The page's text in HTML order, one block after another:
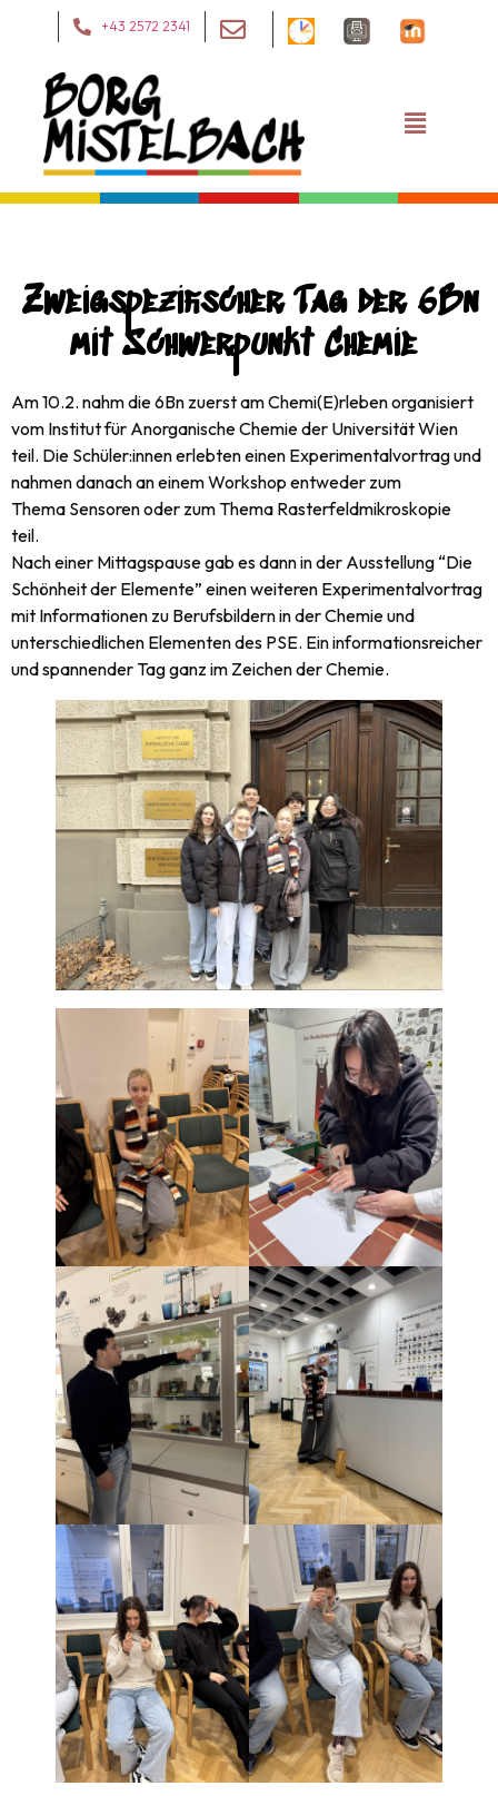
+43 2572 2341
Zweigspezifischer Tag der 6Bn
mit Schwerpunkt Chemie
Am 10.2. nahm die 6Bn zuerst am Chemi(E)rleben organisiert
vom Institut für Anorganische Chemie der Universität Wien
teil. Die Schüler:innen erlebten einen Experimentalvortrag und
nahmen danach an einem Workshop entweder zum
Thema Sensoren oder zum Thema Rasterfeldmikroskopie
teil.
Nach einer Mittagspause gab es dann in der Ausstellung “Die
Schönheit der Elemente” einen weiteren Experimentalvortrag
mit Informationen zu Berufsbildern in der Chemie und
unterschiedlichen Elementen des PSE. Ein informationsreicher
und spannender Tag ganz im Zeichen der Chemie.